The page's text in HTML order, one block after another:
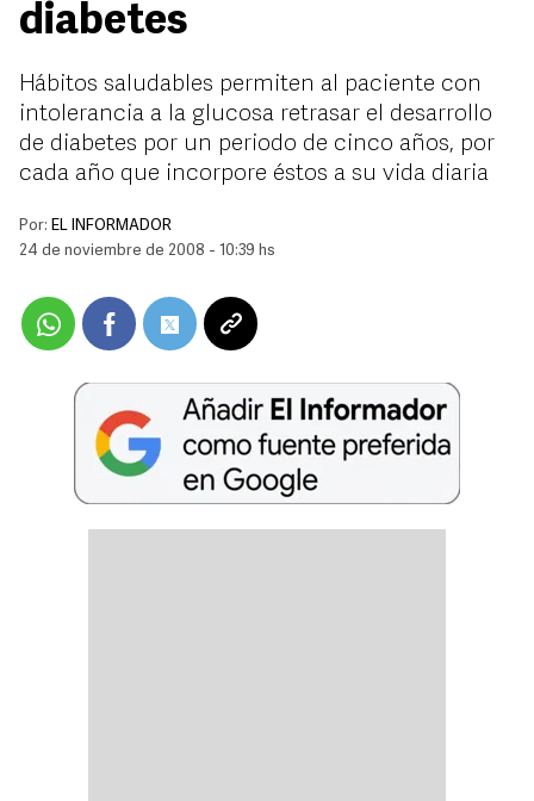
diabetes
Hábitos saludables permiten al paciente con
intolerancia a la glucosa retrasar el desarrollo
de diabetes por un periodo de cinco años, por
cada año que incorpore éstos a su vida diaria
Por: EL INFORMADOR
24 de noviembre de 2008 - 10:39 hs